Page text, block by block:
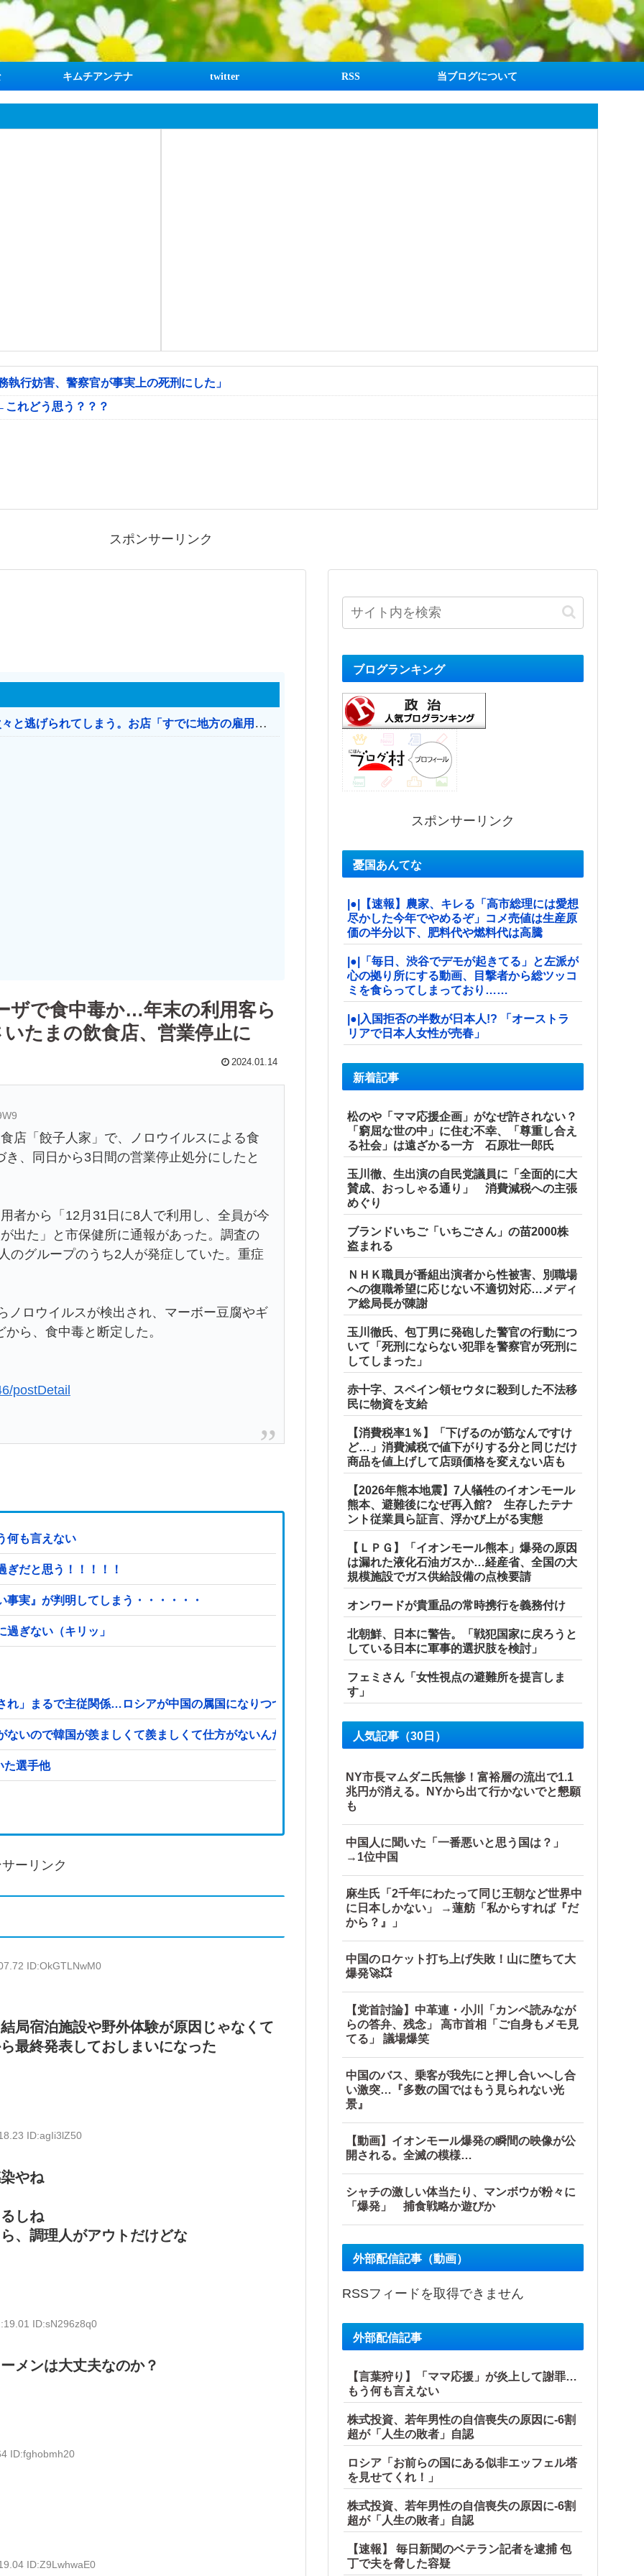
キムチアンテナ twitter RSS 当ブログについて
行妨害、警察官が事実上の死刑にした」
れどう思う？？？
スポンサーリンク
日本のお店、時給1500円でもミャンマー人に次々と逃げられてしまう。お店「すでに地方の雇用は崩壊」
ザで食中毒か…年末の利用客ら
たまの飲食店、営業停止に
2024.01.14
店「餃子人家」で、ノロウイルスによる食
、同日から3日間の営業停止処分にしたと
者から「12月31日に8人で利用し、全員が今
出た」と市保健所に通報があった。調査の
のグループのうち2人が発症していた。重症
ノロウイルスが検出され、マーボー豆腐やギ
ら、食中毒と断定した。
postDetail
何も言えない
だと思う！！！！！
実』が判明してしまう・・・・・・
ぎない（キリッ」
」まるで主従関係…ロシアが中国の属国になりつつある！
いので韓国が羨ましくて羨ましくて仕方がないんだそうです」
ついた選手他
ーリンク
ID:OkGTLNwM0
局宿泊施設や野外体験が原因じゃなくて
最終発表しておしまいになった
ID:agIi3lZ50
やね
しね
、調理人がアウトだけどな
ID:sN296z8q0
メンは大丈夫なのか？
ID:fghobmh20
ID:Z9LwhwaE0
ブログランキング
スポンサーリンク
憂国あんてな
|●|【速報】農家、キレる「高市総理には愛想
尽かした今年でやめるぞ」コメ売値は生産原
価の半分以下、肥料代や燃料代は高騰
|●|「毎日、渋谷でデモが起きてる」と左派が
心の拠り所にする動画、目撃者から総ツッコ
ミを食らってしまっており……
|●|入国拒否の半数が日本人!? 「オーストラ
リアで日本人女性が売春」
新着記事
松のや「ママ応援企画」がなぜ許されない？
「窮屈な世の中」に住む不幸、「尊重し合え
る社会」は遠ざかる一方 石原壮一郎氏
玉川徹、生出演の自民党議員に「全面的に大
賛成、おっしゃる通り」 消費減税への主張
めぐり
ブランドいちご「いちごさん」の苗2000株
盗まれる
ＮＨＫ職員が番組出演者から性被害、別職場
への復職希望に応じない不適切対応…メディ
ア総局長が陳謝
玉川徹氏、包丁男に発砲した警官の行動につ
いて「死刑にならない犯罪を警察官が死刑に
してしまった」
赤十字、スペイン領セウタに殺到した不法移
民に物資を支給
【消費税率1％】「下げるのが筋なんですけ
ど…」消費減税で値下がりする分と同じだけ
商品を値上げして店頭価格を変えない店も
【2026年熊本地震】7人犠牲のイオンモール
熊本、避難後になぜ再入館? 生存したテナ
ント従業員ら証言、浮かび上がる実態
【ＬＰＧ】「イオンモール熊本」爆発の原因
は漏れた液化石油ガスか…経産省、全国の大
規模施設でガス供給設備の点検要請
オンワードが貴重品の常時携行を義務付け
北朝鮮、日本に警告。「戦犯国家に戻ろうと
している日本に軍事的選択肢を検討」
フェミさん「女性視点の避難所を提言しま
す」
人気記事（30日）
NY市長マムダニ氏無惨！富裕層の流出で1.1
兆円が消える。NYから出て行かないでと懇願
も
中国人に聞いた「一番悪いと思う国は？」
→1位中国
麻生氏「2千年にわたって同じ王朝など世界中
に日本しかない」 →蓮舫「私からすれば『だ
から？』」
中国のロケット打ち上げ失敗！山に堕ちて大
爆発🚀💥
【党首討論】中革連・小川「カンペ読みなが
らの答弁、残念」 高市首相「ご自身もメモ見
てる」 議場爆笑
中国のバス、乗客が我先にと押し合いへし合
い激突…『多数の国ではもう見られない光
景』
【動画】イオンモール爆発の瞬間の映像が公
開される。全滅の模様…
シャチの激しい体当たり、マンボウが粉々に
「爆発」 捕食戦略か遊びか
外部配信記事（動画）
RSSフィードを取得できません
外部配信記事
【言葉狩り】「ママ応援」が炎上して謝罪…
もう何も言えない
株式投資、若年男性の自信喪失の原因に-6割
超が「人生の敗者」自認
ロシア「お前らの国にある似非エッフェル塔
を見せてくれ！」
株式投資、若年男性の自信喪失の原因に-6割
超が「人生の敗者」自認
【速報】 毎日新聞のベテラン記者を逮捕 包
丁で夫を脅した容疑